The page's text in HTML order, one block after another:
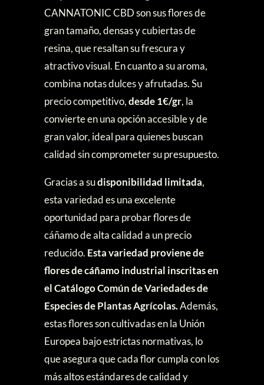
CANNATONIC CBD son sus flores de
gran tamaño, densas y cubiertas de
resina, que resaltan su frescura y
atractivo visual. En cuanto a su aroma,
combina notas dulces y afrutadas. Su
precio competitivo,desde 1€/gr, la
convierte en una opción accesible y de
gran valor, ideal para quienes buscan
calidad sin comprometer su presupuesto.
Gracias a sudisponibilidad limitada,
esta variedad es una excelente
oportunidad para probar flores de
cáñamo de alta calidad a un precio
reducido. Esta variedad proviene de
flores de cáñamo industrial inscritas en
el Catálogo Común de Variedades de
Especies de Plantas Agrícolas.Además,
estas flores son cultivadas en la Unión
Europea bajo estrictas normativas, lo
que asegura que cada flor cumpla con los
más altos estándares de calidad y